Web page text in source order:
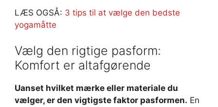
LÆS OGSÅ: 3 tips til at vælge den bedste
yogamåtte
Vælg den rigtige pasform:
Komfort er altafgørende
Uanset hvilket mærke eller materiale du
vælger, er den vigtigste faktor pasformen. En